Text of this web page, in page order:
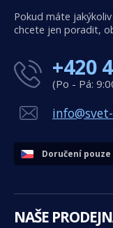
Pokud máte
chcete jen poradit,
+420
(Po - Pá:
Doručení
NAŠE